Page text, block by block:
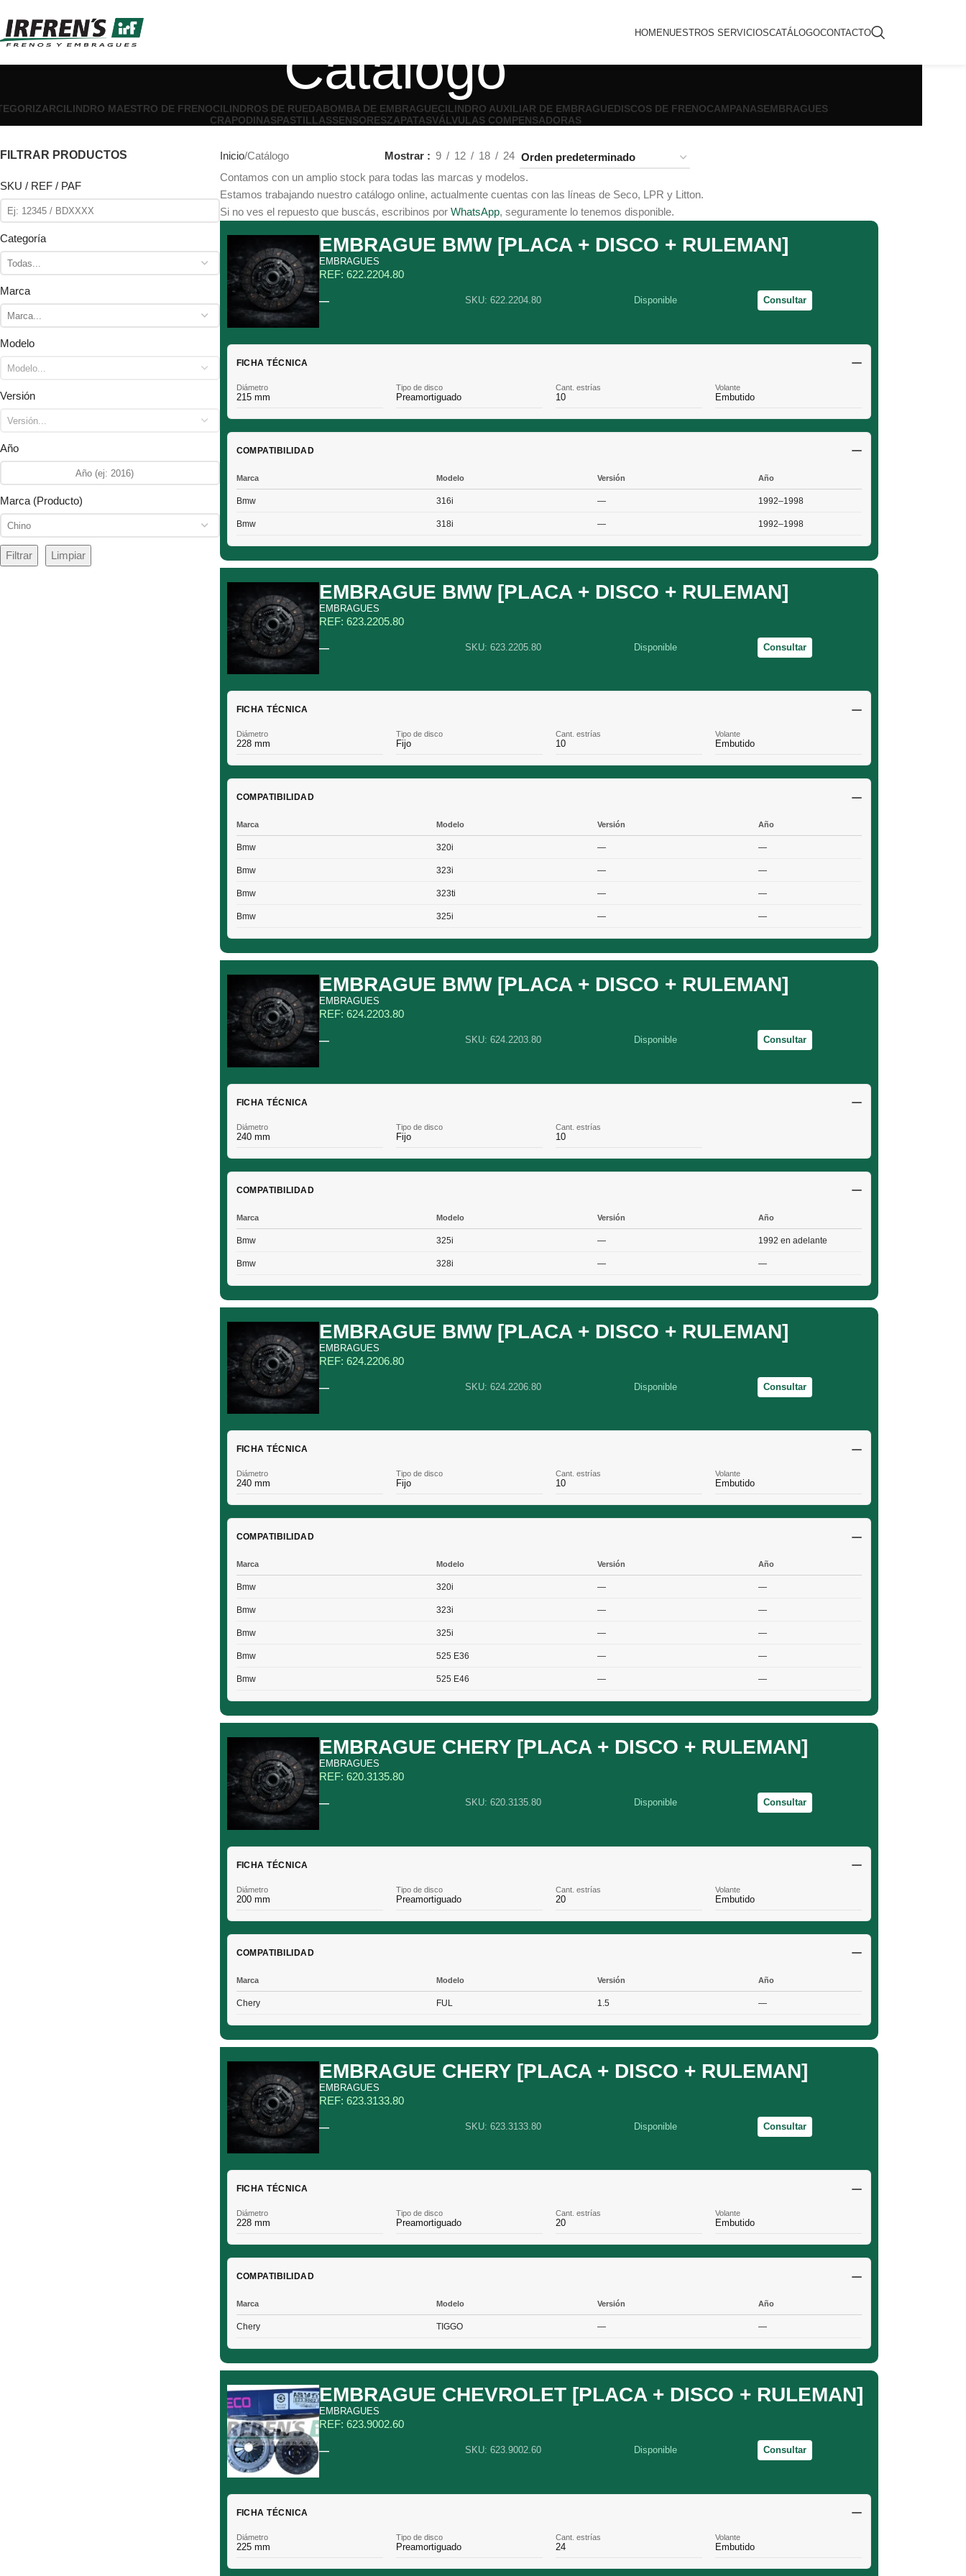
HOMENUESTROS SERVICIOSCATÁLOGOCONTACTO
Catálogo
CILINDRO MAESTRO DE FRENOCILINDROS DE RUEDABOMBA DE EMBRAGUECILINDRO AUXILIAR DE EMBRAGUEDISCOS DE FRENOCAMPANASEMBRAGUES
CRAPODINASPASTILLASSENSORESZAPATASVÁLVULAS COMPENSADORAS
FILTRAR PRODUCTOS
SKU / REF / PAF
Categoría
Marca
Modelo
Versión
Año
Marca (Producto)
Filtrar Limpiar
Inicio Catálogo Mostrar 9 12 18
24
Contamos con un amplio stock para todas las marcas y modelos.
Estamos trabajando nuestro catálogo online, actualmente cuentas con las líneas de Seco, LPR y Litton.
Si no ves el repuesto que buscás, escribinos por WhatsApp, seguramente lo tenemos disponible.
EMBRAGUE BMW [PLACA + DISCO + RULEMAN]
EMBRAGUES
REF: 622.2204.80
— SKU: 622.2204.80 Disponible Consultar
FICHA TÉCNICA
Diámetro
215 mm
Tipo de disco
Preamortiguado
Cant. estrías
10
Volante
Embutido
COMPATIBILIDAD
Marca Modelo Versión Año
Bmw 316i — 1992–1998
Bmw 318i — 1992–1998
EMBRAGUE BMW [PLACA + DISCO + RULEMAN]
EMBRAGUES
REF: 623.2205.80
— SKU: 623.2205.80 Disponible Consultar
FICHA TÉCNICA
Diámetro
228 mm
Tipo de disco
Fijo
Cant. estrías
10
Volante
Embutido
COMPATIBILIDAD
Marca Modelo Versión Año
Bmw 320i — —
Bmw 323i — —
Bmw 323ti — —
Bmw 325i — —
EMBRAGUE BMW [PLACA + DISCO + RULEMAN]
EMBRAGUES
REF: 624.2203.80
— SKU: 624.2203.80 Disponible Consultar
FICHA TÉCNICA
Diámetro
240 mm
Tipo de disco
Fijo
Cant. estrías
10
COMPATIBILIDAD
Marca Modelo Versión Año
Bmw 325i — 1992 en adelante
Bmw 328i — —
EMBRAGUE BMW [PLACA + DISCO + RULEMAN]
EMBRAGUES
REF: 624.2206.80
— SKU: 624.2206.80 Disponible Consultar
FICHA TÉCNICA
Diámetro
240 mm
Tipo de disco
Fijo
Cant. estrías
10
Volante
Embutido
COMPATIBILIDAD
Marca Modelo Versión Año
Bmw 320i — —
Bmw 323i — —
Bmw 325i — —
Bmw 525 E36 — —
Bmw 525 E46 — —
EMBRAGUE CHERY [PLACA + DISCO + RULEMAN]
EMBRAGUES
REF: 620.3135.80
— SKU: 620.3135.80 Disponible Consultar
FICHA TÉCNICA
Diámetro
200 mm
Tipo de disco
Preamortiguado
Cant. estrías
20
Volante
Embutido
COMPATIBILIDAD
Marca Modelo Versión Año
Chery FUL 1.5 —
EMBRAGUE CHERY [PLACA + DISCO + RULEMAN]
EMBRAGUES
REF: 623.3133.80
— SKU: 623.3133.80 Disponible Consultar
FICHA TÉCNICA
Diámetro
228 mm
Tipo de disco
Preamortiguado
Cant. estrías
20
Volante
Embutido
COMPATIBILIDAD
Marca Modelo Versión Año
Chery TIGGO — —
EMBRAGUE CHEVROLET [PLACA + DISCO + RULEMAN]
EMBRAGUES
REF: 623.9002.60
— SKU: 623.9002.60 Disponible Consultar
FICHA TÉCNICA
Diámetro
225 mm
Tipo de disco
Preamortiguado
Cant. estrías
24
Volante
Embutido